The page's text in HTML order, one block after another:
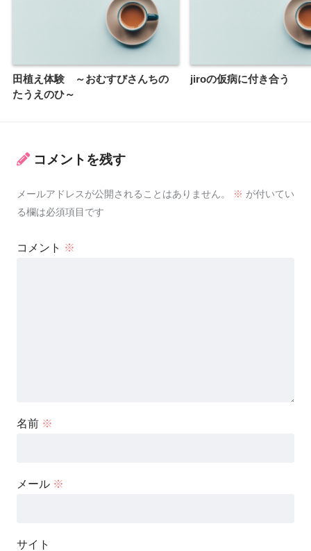
田植え体験 ～おむすびさんちの
たうえのひ～
jiroの仮病に付き合う
コメントを残す
メールアドレスが公開されることはありません。 ※ が付いてい
る欄は必須項目です
コメント ※
名前 ※
メール ※
サイト